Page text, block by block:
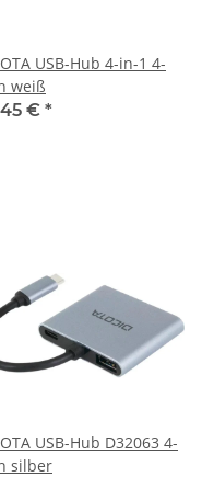
USB-Hub 4-in-1 4-
weiß
€ *
USB-Hub D32063 4-
silber